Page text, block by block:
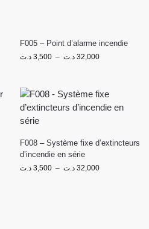
F005 – Point d’alarme incendie
3,500 د.ت – 32,000 د.ت
F008 – Système fixe d’extincteurs
d’incendie en série
3,500 د.ت – 32,000 د.ت